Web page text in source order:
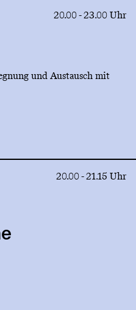
20.00 - 23.00 Uhr
und Austausch mit
20.00 - 21.15 Uhr